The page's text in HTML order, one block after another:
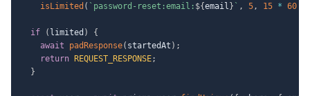
isLimited ( ` password-reset:email: ${email } ` , 5, 15 * 60
if ( limited )
{
await
padResponse( startedAt ) ;
return
REQUEST_RESPONSE;
}